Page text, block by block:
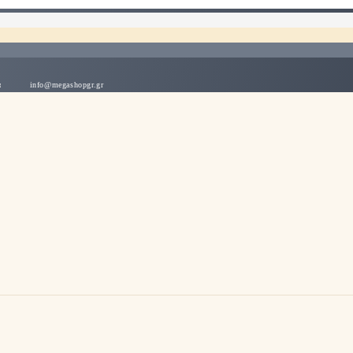
info@megashopgr.gr